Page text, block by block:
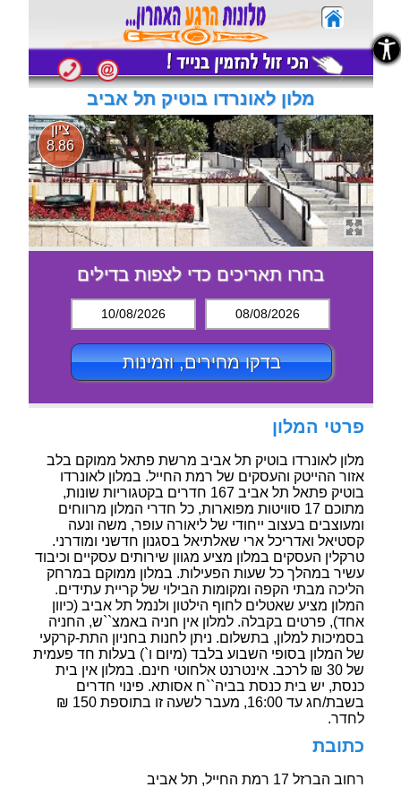
מלון לאונרדו בוטיק תל אביב
ציון
8.86
בחרו תאריכים כדי לצפות בדילים
10/08/2026 08/08/2026
בדקו מחירים, וזמינות
פרטי המלון
מלון לאונרדו בוטיק תל אביב מרשת פתאל ממוקם בלב
אזור ההייטק והעסקים של רמת החייל. במלון לאונרדו
בוטיק פתאל תל אביב 167 חדרים בקטגוריות שונות,
מתוכם 17 סוויטות מפוארות, כל חדרי המלון מרווחים
ומעוצבים בעצוב ייחודי של ליאורה עופר, משה ונעה
קסטיאל ואדריכל ארי שאלתיאל בסגנון חדשני ומודרני.
טרקלין העסקים במלון מציע מגוון שירותים עסקיים וכיבוד
עשיר במהלך כל שעות הפעילות. במלון ממוקם במרחק
הליכה מבתי הקפה ומקומות הבילוי של קריית עתידים.
המלון מציע שאטלים לחוף הילטון ולנמל תל אביב (כיוון
אחד), פרטים בקבלה. למלון אין חניה באמצ``ש, החניה
בסמיכות למלון, בתשלום. ניתן לחנות בחניון התת-קרקעי
של המלון בסופי השבוע בלבד (מיום ו`) בעלות חד פעמית
של 30 ₪ לרכב. אינטרנט אלחוטי חינם. במלון אין בית
כנסת, יש בית כנסת בביה``ח אסותא. פינוי חדרים
בשבת/חג עד 16:00, מעבר לשעה זו בתוספת 150 ₪
לחדר.
כתובת
רחוב הברזל 17 רמת החייל, תל אביב
נגישות
נגישות